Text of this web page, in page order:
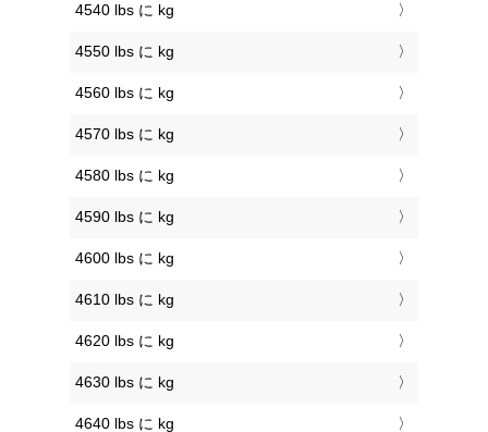
4540 lbs に kg
4550 lbs に kg
4560 lbs に kg
4570 lbs に kg
4580 lbs に kg
4590 lbs に kg
4600 lbs に kg
4610 lbs に kg
4620 lbs に kg
4630 lbs に kg
4640 lbs に kg